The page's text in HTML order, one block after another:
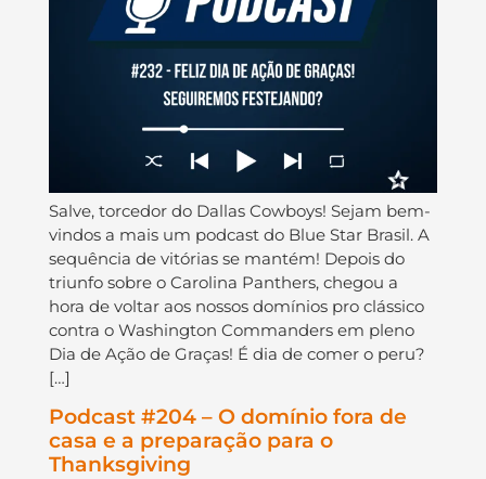
Salve, torcedor do Dallas Cowboys! Sejam bem-
vindos a mais um podcast do Blue Star Brasil. A
sequência de vitórias se mantém! Depois do
triunfo sobre o Carolina Panthers, chegou a
hora de voltar aos nossos domínios pro clássico
contra o Washington Commanders em pleno
Dia de Ação de Graças! É dia de comer o peru?
[…]
Podcast #204 – O domínio fora de
casa e a preparação para o
Thanksgiving